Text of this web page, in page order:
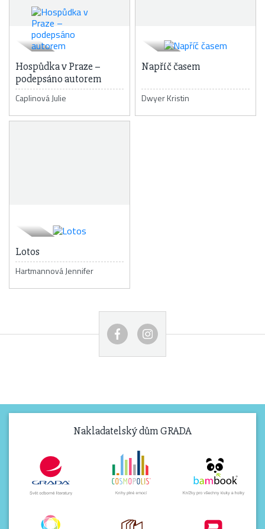
Hospůdka v Praze –
podepsáno autorem
Caplinová Julie
Napříč časem
Dwyer Kristin
Lotos
Hartmannová Jennifer
Nakladatelský dům GRADA